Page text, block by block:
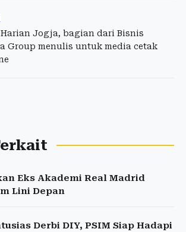
Jogja, bagian dari Bisnis
Group menulis untuk media cetak
Eks Akademi Real Madrid
Lini Depan
Derbi DIY, PSIM Siap Hadapi